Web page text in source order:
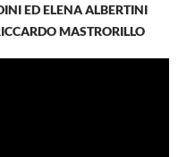
ED ELENA ALBERTINI
MASTRORILLO